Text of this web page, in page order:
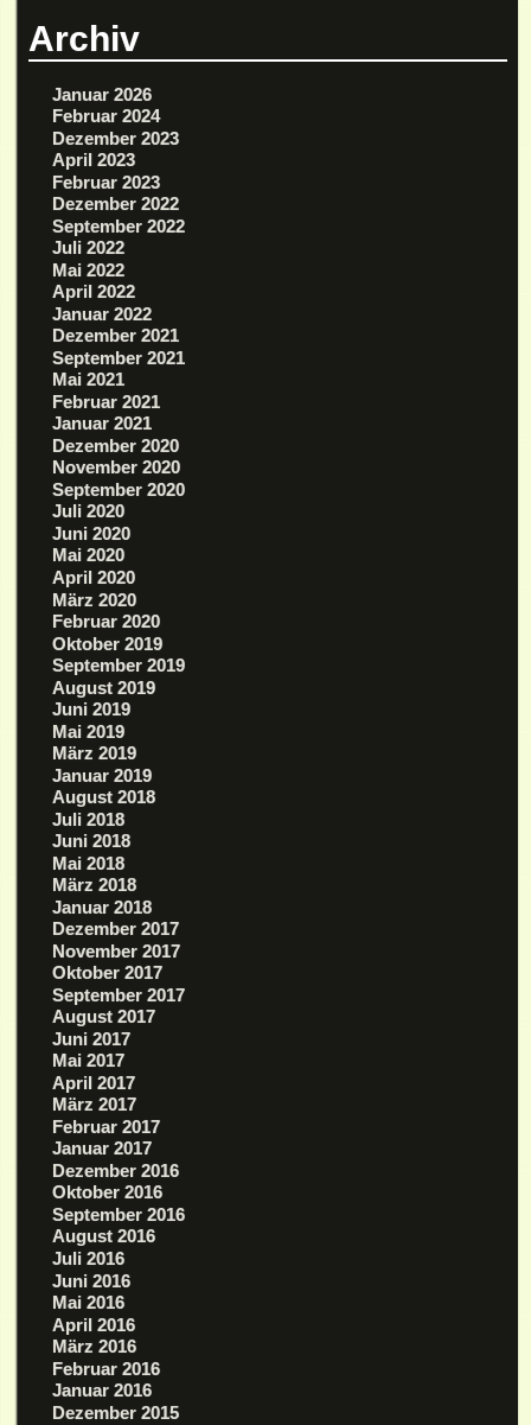
Archiv
Januar 2026
Februar 2024
Dezember 2023
April 2023
Februar 2023
Dezember 2022
September 2022
Juli 2022
Mai 2022
April 2022
Januar 2022
Dezember 2021
September 2021
Mai 2021
Februar 2021
Januar 2021
Dezember 2020
November 2020
September 2020
Juli 2020
Juni 2020
Mai 2020
April 2020
März 2020
Februar 2020
Oktober 2019
September 2019
August 2019
Juni 2019
Mai 2019
März 2019
Januar 2019
August 2018
Juli 2018
Juni 2018
Mai 2018
März 2018
Januar 2018
Dezember 2017
November 2017
Oktober 2017
September 2017
August 2017
Juni 2017
Mai 2017
April 2017
März 2017
Februar 2017
Januar 2017
Dezember 2016
Oktober 2016
September 2016
August 2016
Juli 2016
Juni 2016
Mai 2016
April 2016
März 2016
Februar 2016
Januar 2016
Dezember 2015